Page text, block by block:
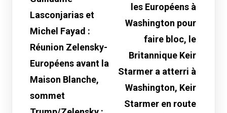
Lasconjarias et
Michel Fayad :
Réunion Zelensky-
Européens avant la
Maison Blanche,
sommet
les Européens à
Washington pour
faire bloc, le
Britannique Keir
Starmer a atterri à
Washington, Keir
Starmer en route